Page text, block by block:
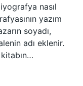
nasıl
yazım
soyadı,
adı eklenir.